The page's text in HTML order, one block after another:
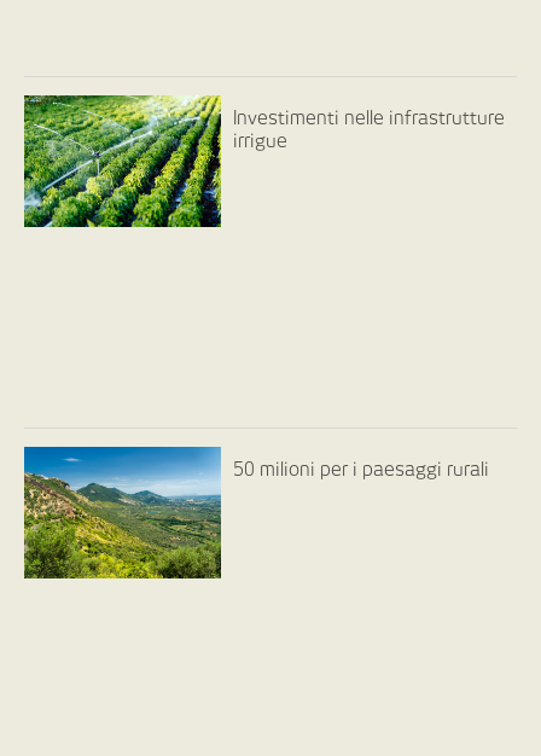
Investimenti nelle infrastrutture
irrigue
50 milioni per i paesaggi rurali